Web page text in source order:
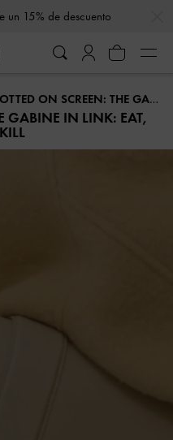
un 15% de descuento
ON SCREEN: THE GABINE IN LINK: EAT, LOVE, KILL
GABINE IN LINK: EAT,